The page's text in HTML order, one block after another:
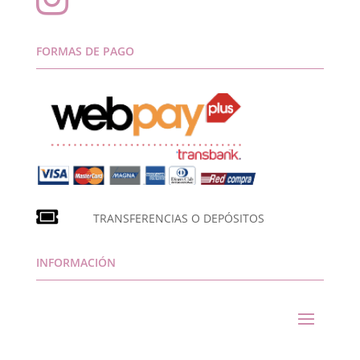
FORMAS DE PAGO
TRANSFERENCIAS O DEPÓSITOS
INFORMACIÓN